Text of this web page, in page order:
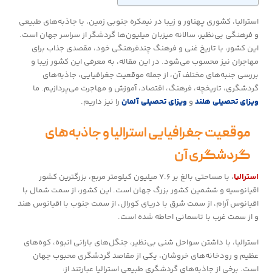
استرالیا، کشوری پهناور و زیبا در نیمکره جنوبی زمین، با جاذبه‌های طبیعی
و فرهنگی بی‌نظیر، سالانه میزبان میلیون‌ها گردشگر از سراسر جهان است.
این کشور، با تاریخ غنی و فرهنگ چندفرهنگی خود، مقصدی جذاب برای
مهاجران نیز محسوب می‌شود. در این مقاله، به معرفی این کشور زیبا و
بررسی جنبه‌های مختلف آن، از جمله موقعیت جغرافیایی، جاذبه‌های
گردشگری، تاریخچه، فرهنگ، اقتصاد، آموزش و مهاجرت می‌پردازیم. ما
ویزای تحصیلی هلند وویزای تحصیلی آلمان را نیز داریم.
موقعیت جغرافیایی استرالیا و جاذبه‌های
گردشگری آن
استرالیا
، با مساحتی بالغ بر ۷.۶ میلیون کیلومتر مربع، بزرگترین کشور
اقیانوسیه و ششمین کشور بزرگ جهان است. این کشور، از سمت شمال با
اقیانوس آرام، از سمت شرق با دریای کورال، از سمت جنوب با اقیانوس هند
و از سمت غرب با تاسمانی احاطه شده است.
استرالیا، با داشتن سواحل شنی بی‌نظیر، جنگل‌های بارانی انبوه، کوه‌های
عظیم و رودخانه‌های خروشان، یکی از مقاصد گردشگری محبوب جهان
است. برخی از جاذبه‌های گردشگری طبیعی استرالیا عبارتند از: